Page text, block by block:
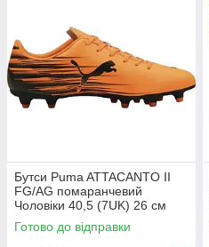
Бутси Puma ATTACANTO II
FG/AG помаранчевий
Чоловіки 40,5 (7UK) 26 см
108493-04
Готово до відправки